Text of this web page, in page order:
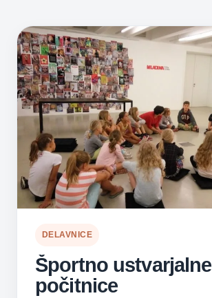
DELAVNICE
Športno ustvarjalne
počitnice